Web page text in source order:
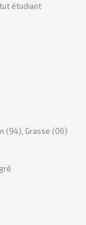
étudiant
(94), Grasse (06)